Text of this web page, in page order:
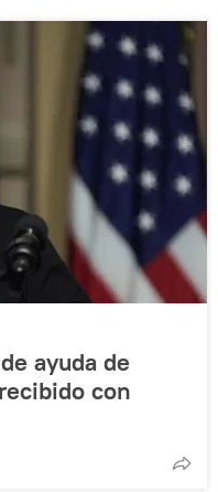
ayuda de
con